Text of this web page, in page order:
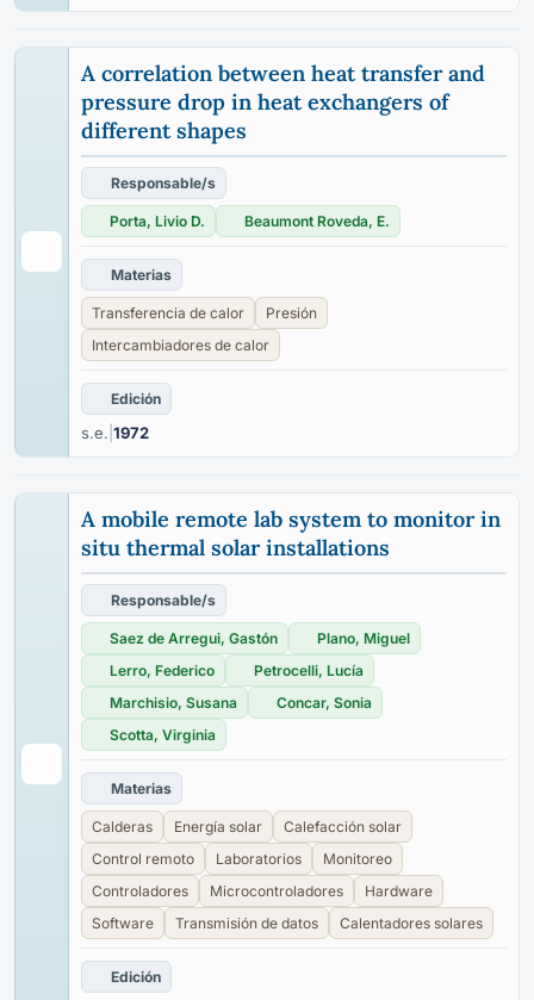
A correlation between heat transfer and
pressure drop in heat exchangers of
different shapes
Responsable/s
Porta, Livio D. Beaumont Roveda, E.
Materias
Transferencia de calor
Presión
Intercambiadores de calor
Edición
s.e. 1972
A mobile remote lab system to monitor in
situ thermal solar installations
Responsable/s
Saez de Arregui, Gastón
Plano, Miguel
Lerro, Federico
Petrocelli, Lucía
Marchisio, Susana
Concar, Sonia
Scotta, Virginia
Materias
Calderas Energía solar
Calefacción solar
Control remoto
Laboratorios
Monitoreo
Controladores
Microcontroladores
Hardware
Software
Transmisión de datos Calentadores solares
Edición